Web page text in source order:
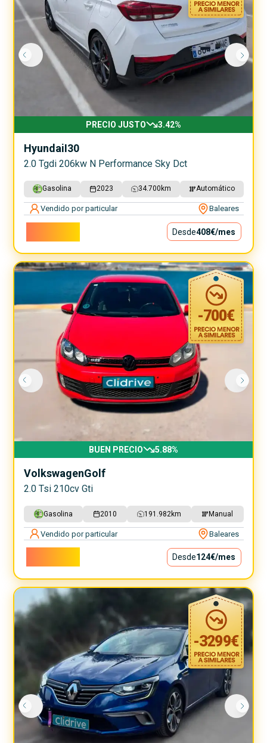
PRECIO JUSTO 3.42%
HyundaiI30
2.0 Tgdi 206kw N Performance Sky Dct
Gasolina 2023 34.700 km Automático
Vendido por particular Baleares
Desde408€/mes
-700€
BUEN PRECIO 5.88%
VolkswagenGolf
2.0 Tsi 210cv Gti
Gasolina 2010 191.982 km Manual
Vendido por particular Baleares
Desde124€/mes
-3299€